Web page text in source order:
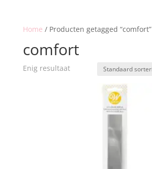
Home / Producten getagged “comfort”
comfort
Enig resultaat